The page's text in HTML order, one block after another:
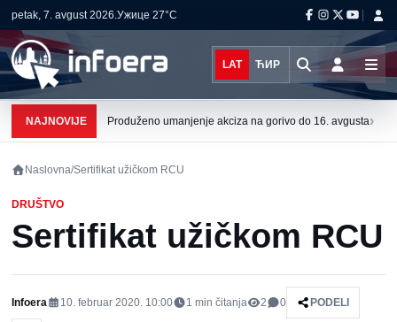
petak, 7. avgust 2026.Ужице 27°C
LAT ЋИР
NAJNOVIJE Produženo umanjenje akciza na gorivo do 16. avgusta›
Naslovna/Sertifikat užičkom RCU
DRUŠTVO
Sertifikat užičkom RCU
Infoera 10. februar 2020. 10:00 1 min čitanja 2 0 PODELI